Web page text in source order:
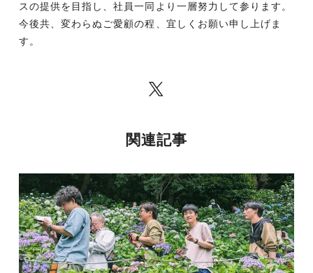
スの提供を目指し、社員一同より一層努力して参ります。
今後共、変わらぬご愛顧の程、宜しくお願い申し上げま
す。
関連記事